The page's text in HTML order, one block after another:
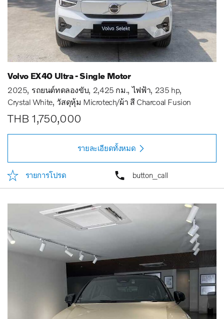
Volvo EX40 Ultra - Single Motor
2025 รถยนต์ทดลองขับ 2,425 กม. ไฟฟ้า 235 hp
Crystal White วัสดุหุ้ม Microtech/ผ้า สี Charcoal Fusion
THB 1,750,000
รายละเอียดทั้งหมด
รายการโปรด button_call